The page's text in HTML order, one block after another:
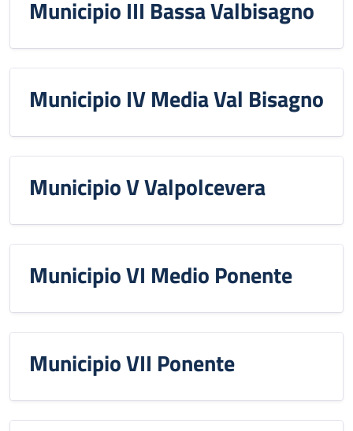
Municipio III Bassa Valbisagno
Municipio IV Media Val Bisagno
Municipio V Valpolcevera
Municipio VI Medio Ponente
Municipio VII Ponente